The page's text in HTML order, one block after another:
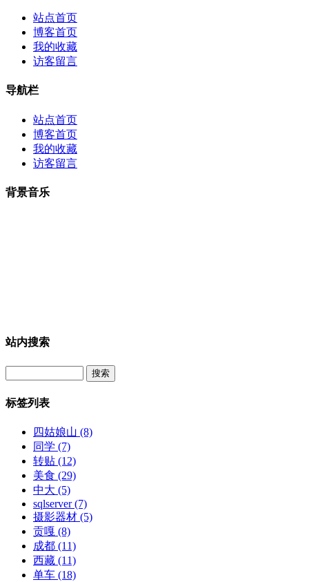
站点首页
博客首页
我的收藏
访客留言
导航栏
站点首页
博客首页
我的收藏
访客留言
背景音乐
站内搜索
标签列表
四姑娘山 (8)
同学 (7)
转贴 (12)
美食 (29)
中大 (5)
sqlserver(7)
摄影器材 (5)
贡嘎 (8)
成都 (11)
西藏 (11)
单车 (18)